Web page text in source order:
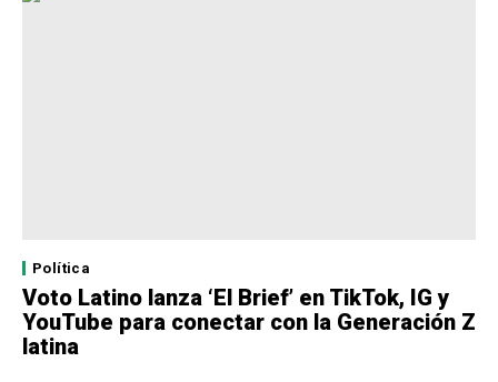
Política
Voto Latino lanza ‘El Brief’ en TikTok, IG y
YouTube para conectar con la Generación Z
latina